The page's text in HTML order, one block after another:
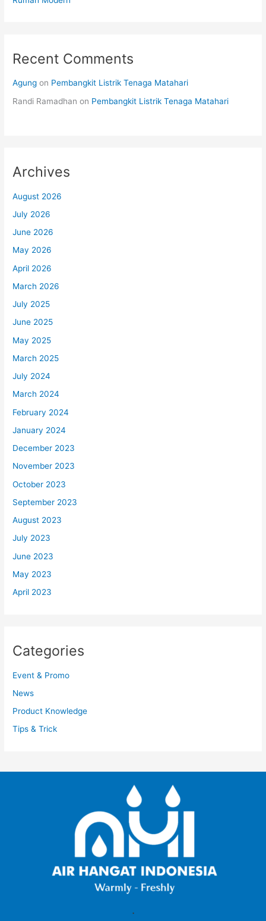
Recent Comments
Agung on Pembangkit Listrik Tenaga Matahari
Randi Ramadhan on Pembangkit Listrik Tenaga Matahari
Archives
August 2026
July 2026
June 2026
May 2026
April 2026
March 2026
July 2025
June 2025
May 2025
March 2025
July 2024
March 2024
February 2024
January 2024
December 2023
November 2023
October 2023
September 2023
August 2023
July 2023
June 2023
May 2023
April 2023
Categories
Event & Promo
News
Product Knowledge
Tips & Trick
.